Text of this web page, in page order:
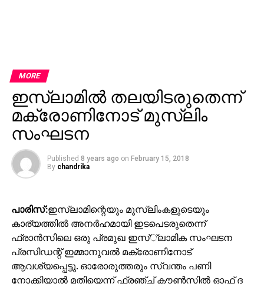
MORE
ഇസ്‌ലാമില്‍ തലയിടരുതെന്ന്
മക്രോണിനോട് മുസ്‌ലിം
സംഘടന
Published 8 years ago on February 15, 2018
By chandrika
പാരിസ്:ഇസ്‌ലാമിന്റെയും മുസ്‌ലിംകളുടെയും
കാര്യത്തില്‍ അനര്‍ഹമായി ഇടപെടരുതെന്ന്
ഫ്രാന്‍സിലെ ഒരു പ്രമുഖ ഇസ്്‌ലാമിക സംഘടന
പ്രസിഡന്റ് ഇമ്മാനുവല്‍ മക്രോണിനോട്
ആവശ്യപ്പെട്ടു. ഓരോരുത്തരും സ്വന്തം പണി
നോക്കിയാല്‍ മതിയെന്ന് ഫ്രഞ്ച് കൗണ്‍സില്‍ ഓഫ് ദ